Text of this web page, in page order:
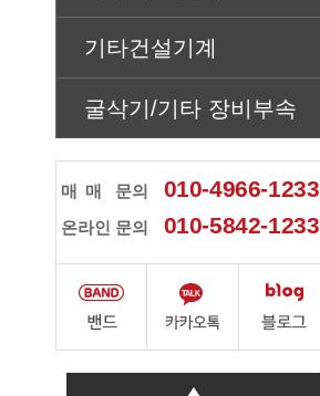
기타건설기계
굴삭기/기타 장비부속
매매 문의 010-4966-1233
온라인 문의 010-5842-1233